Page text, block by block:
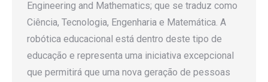
Engineering and Mathematics; que se traduz como
Ciência, Tecnologia, Engenharia e Matemática. A
robótica educacional está dentro deste tipo de
educação e representa uma iniciativa excepcional
que permitirá que uma nova geração de pessoas